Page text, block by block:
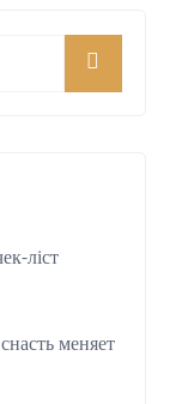
ліст
меняет